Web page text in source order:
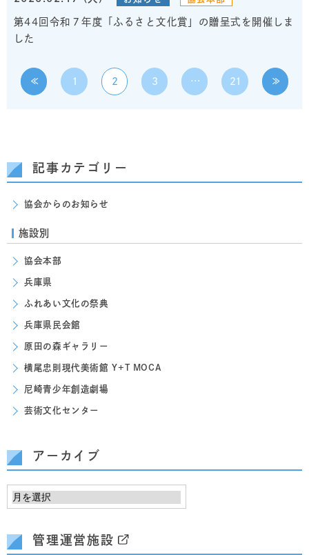
第44回令和７年度「ふるさと文化賞」の贈呈式を開催しま
した
≪ 1 2 3 … 21 ≫
記事カテゴリー
協会からのお知らせ
施設別
協会本部
兵庫県
ふれあい文化の祭典
兵庫県民会館
原田の森ギャラリー
横尾忠則現代美術館 Y+T MOCA
尼崎青少年創造劇場
芸術文化センター
アーカイブ
管理運営施設